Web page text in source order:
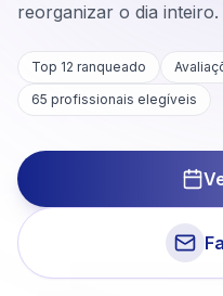
reorganizar o dia inteiro.
Top 12 ranqueado
65 profissionais elegíveis